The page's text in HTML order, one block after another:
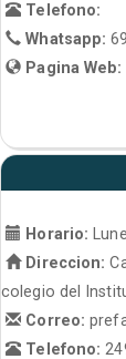
Telefono:
Whatsapp:
Pagina Web:
Horario:
Direccion:
colegio del
Correo:
Telefono: